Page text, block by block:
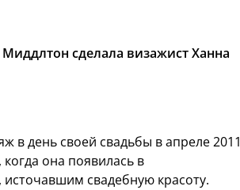
сделала визажист Ханна
в день своей свадьбы в апреле 2011
она появилась в
свадебную красоту.